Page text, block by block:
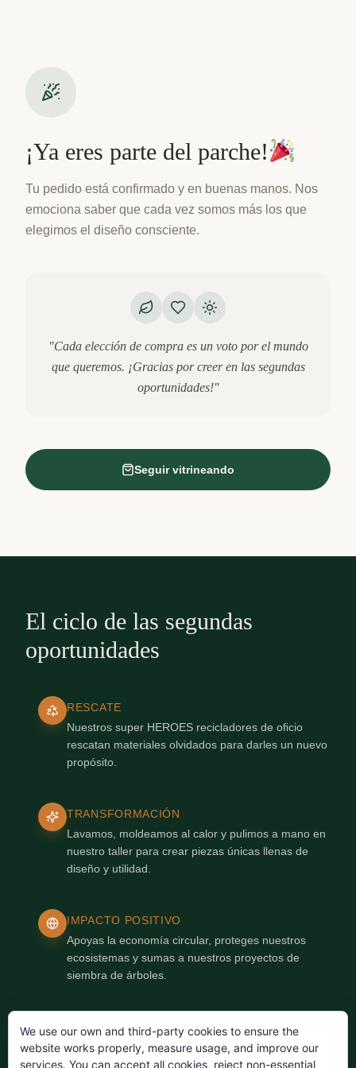
¡Ya eres parte del parche!
Tu pedido está confirmado y en buenas manos. Nos
emociona saber que cada vez somos más los que
elegimos el diseño consciente.
"Cada elección de compra es un voto por el mundo
que queremos. ¡Gracias por creer en las segundas
oportunidades!"
Seguir vitrineando
El ciclo de las segundas
oportunidades
RESCATE
Nuestros super HEROES recicladores de oficio
rescatan materiales olvidados para darles un nuevo
propósito.
TRANSFORMACIÓN
Lavamos, moldeamos al calor y pulimos a mano en
nuestro taller para crear piezas únicas llenas de
diseño y utilidad.
IMPACTO POSITIVO
Apoyas la economía circular, proteges nuestros
ecosistemas y sumas a nuestros proyectos de
siembra de árboles.
«Cuidar el planeta es de todo el parche. ¡Picos de
We use our own and third-party cookies to ensure the
website works properly, measure usage, and improve our
services. You can accept all cookies, reject non-essential